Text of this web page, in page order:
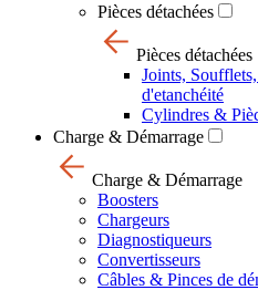
Pièces détachées
Pièces détachées
Joints,
d'etanchéité
Cylindres &
Charge & Démarrage
Charge & Démarrage
Boosters
Chargeurs
Diagnostiqueurs
Convertisseurs
Câbles & Pinces de